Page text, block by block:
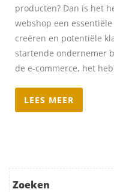
producten? Dan is het
webshop een
creëren en potentiële
startende ondernemer
de e-commerce, het
LEES MEER
Zoeken